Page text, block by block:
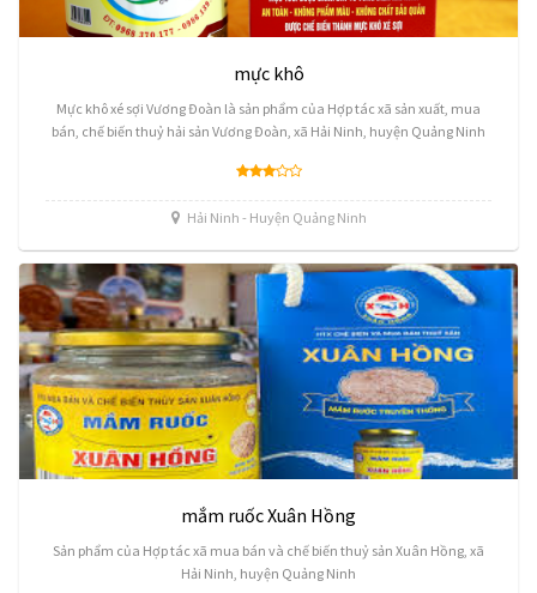
mực khô
Mực khô xé sợi Vương Đoàn là sản phẩm của Hợp tác xã sản xuất, mua
bán, chế biến thuỷ hải sản Vương Đoàn, xã Hải Ninh, huyện Quảng Ninh
Hải Ninh - Huyện Quảng Ninh
mắm ruốc Xuân Hồng
Sản phẩm của Hợp tác xã mua bán và chế biến thuỷ sản Xuân Hồng, xã
Hải Ninh, huyện Quảng Ninh